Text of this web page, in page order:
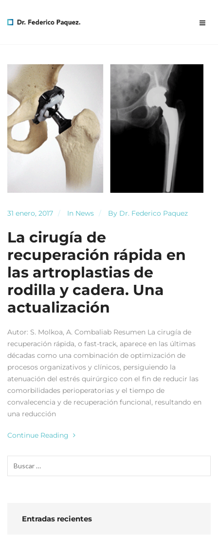
31 enero, 2017 In News By Dr. Federico Paquez
La cirugía de
recuperación rápida en
las artroplastias de
rodilla y cadera. Una
actualización
Autor: S. Molkoa, A. Combaliab Resumen La cirugía de
recuperación rápida, o fast-track, aparece en las últimas
décadas como una combinación de optimización de
procesos organizativos y clínicos, persiguiendo la
atenuación del estrés quirúrgico con el fin de reducir las
comorbilidades perioperatorias y el tiempo de
convalecencia y de recuperación funcional, resultando en
una reducción
Continue Reading
Entradas recientes